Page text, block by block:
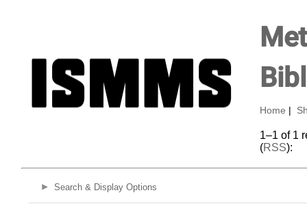
Home
1–1 of 1
(RSS):
Search & Display Options